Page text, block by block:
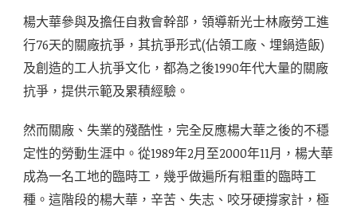
楊大華參與及擔任自救會幹部，領導新光士林廠勞工進
行76天的關廠抗爭，其抗爭形式(佔領工廠、埋鍋造飯)
及創造的工人抗爭文化，都為之後1990年代大量的關廠
抗爭，提供示範及累積經驗。
然而關廠、失業的殘酷性，完全反應楊大華之後的不穩
定性的勞動生涯中。從1989年2月至2000年11月，楊大華
成為一名工地的臨時工，幾乎做遍所有粗重的臨時工
種。這階段的楊大華，辛苦、失志、咬牙硬撐家計，極